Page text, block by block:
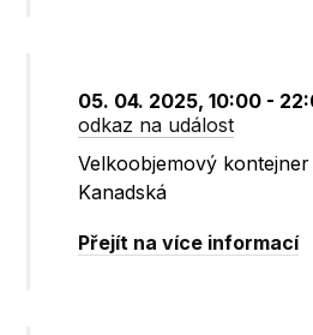
05. 04. 2025, 10:00 -
odkaz na událost
Velkoobjemový
Kanadská
Přejít na více informací